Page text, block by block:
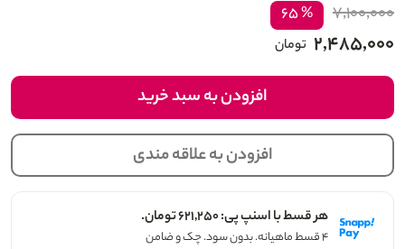
۷,۱۰۰,۰۰۰ % ۶۵
۲,۴۸۵,۰۰۰ تومان
افزودن به سبد خرید
افزودن به علاقه مندی
هر قسط با اسنپ پی: ۶۲۱,۲۵۰ تومان.
۴ قسط ماهیانه. بدون سود. چک و ضامن